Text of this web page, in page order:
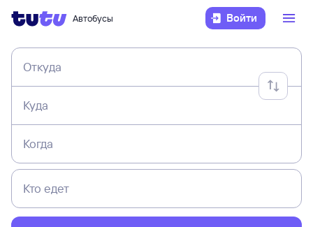
Автобусы Войти
Откуда
Куда
Когда
Кто едет